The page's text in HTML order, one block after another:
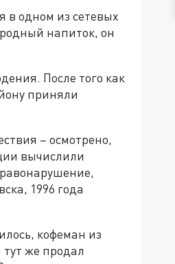
в одном из сетевых
напиток, он
После того как
приняли
– осмотрено,
вычислили
1996 года
кофеман из
же продал